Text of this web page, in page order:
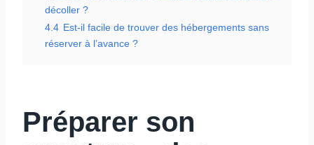
décoller ?
4.4 Est-il facile de trouver des hébergements sans
réserver à l’avance ?
Préparer son